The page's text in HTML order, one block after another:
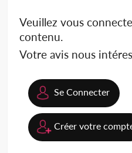
Veuillez vous
contenu.
Votre avis nous
Se Connecter
Créer votre